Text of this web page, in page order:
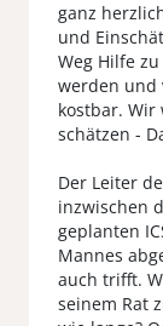
ganz
und
Weg Hilfe
werden und
kostbar. Wir
schätzen -
Der Leiter
inzwischen
geplanten
Mannes
auch trifft.
seinem Rat